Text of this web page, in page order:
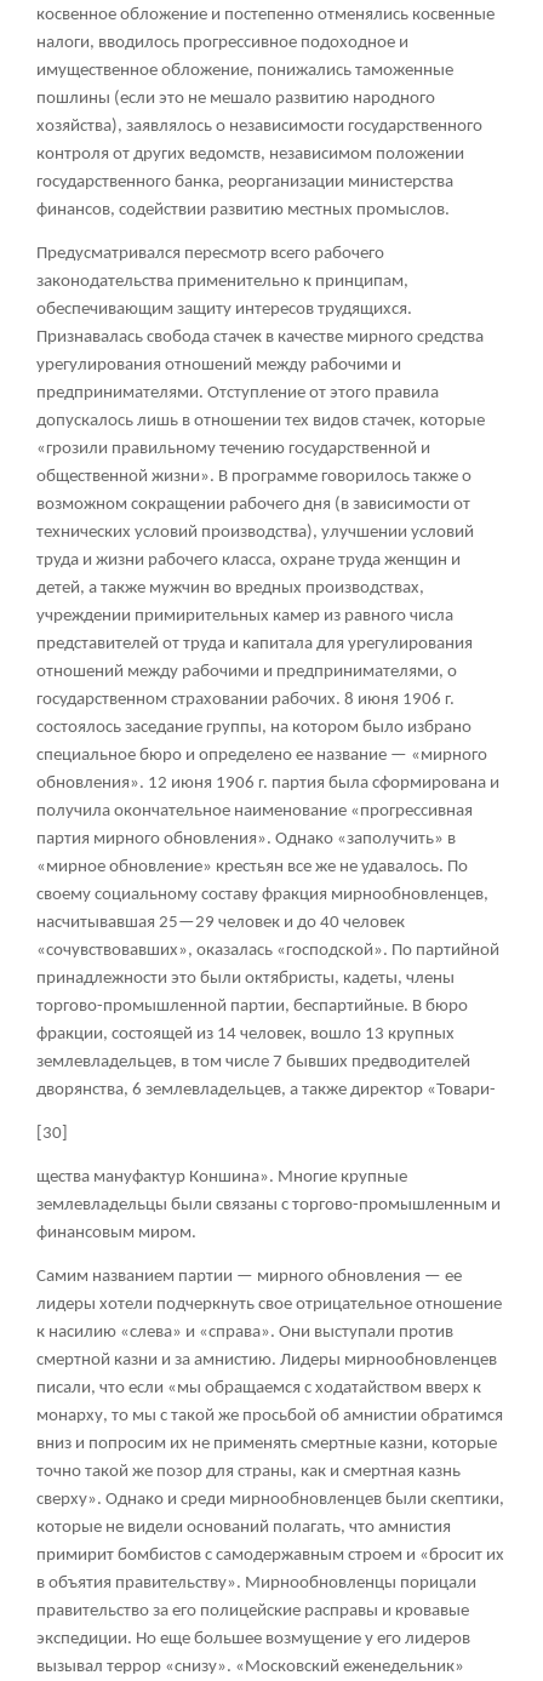
косвенное обложение и постепенно отменялись косвенные
налоги, вводилось прогрессивное подоходное и
имущественное обложение, понижались таможенные
пошлины (если это не мешало развитию народного
хозяйства), заявлялось о независимости государственного
контроля от других ведомств, независимом положении
государственного банка, реорганизации министерства
финансов, содействии развитию местных промыслов.
Предусматривался пересмотр всего рабочего
законодательства применительно к принципам,
обеспечивающим защиту интересов трудящихся.
Признавалась свобода стачек в качестве мирного средства
урегулирования отношений между рабочими и
предпринимателями. Отступление от этого правила
допускалось лишь в отношении тех видов стачек, которые
«грозили правильному течению государственной и
общественной жизни». В программе говорилось также о
возможном сокращении рабочего дня (в зависимости от
технических условий производства), улучшении условий
труда и жизни рабочего класса, охране труда женщин и
детей, а также мужчин во вредных производствах,
учреждении примирительных камер из равного числа
представителей от труда и капитала для урегулирования
отношений между рабочими и предпринимателями, о
государственном страховании рабочих. 8 июня 1906 г.
состоялось заседание группы, на котором было избрано
специальное бюро и определено ее название — «мирного
обновления». 12 июня 1906 г. партия была сформирована и
получила окончательное наименование «прогрессивная
партия мирного обновления». Однако «заполучить» в
«мирное обновление» крестьян все же не удавалось. По
своему социальному составу фракция мирнообновленцев,
насчитывавшая 25—29 человек и до 40 человек
«сочувствовавших», оказалась «господской». По партийной
принадлежности это были октябристы, кадеты, члены
торгово-промышленной партии, беспартийные. В бюро
фракции, состоящей из 14 человек, вошло 13 крупных
землевладельцев, в том числе 7 бывших предводителей
дворянства, 6 землевладельцев, а также директор «Товари-
[30]
щества мануфактур Коншина». Многие крупные
землевладельцы были связаны с торгово-промышленным и
финансовым миром.
Самим названием партии — мирного обновления — ее
лидеры хотели подчеркнуть свое отрицательное отношение
к насилию «слева» и «справа». Они выступали против
смертной казни и за амнистию. Лидеры мирнообновленцев
писали, что если «мы обращаемся с ходатайством вверх к
монарху, то мы с такой же просьбой об амнистии обратимся
вниз и попросим их не применять смертные казни, которые
точно такой же позор для страны, как и смертная казнь
сверху». Однако и среди мирнообновленцев были скептики,
которые не видели оснований полагать, что амнистия
примирит бомбистов с самодержавным строем и «бросит их
в объятия правительству». Мирнообновленцы порицали
правительство за его полицейские расправы и кровавые
экспедиции. Но еще большее возмущение у его лидеров
вызывал террор «снизу». «Московский еженедельник»